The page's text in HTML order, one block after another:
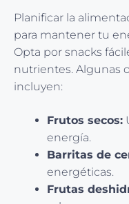
Planificar la
para mantener tu
Opta por snacks
nutrientes. Algunas
incluyen:
Frutos secos:
energía.
Barritas de
energéticas.
Frutas